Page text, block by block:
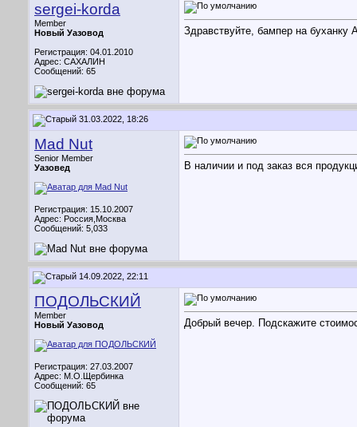
sergei-korda
Member
Новый Уазовод
Регистрация: 04.01.2010
Адрес: САХАЛИН
Сообщений: 65
Здравствуйте, бампер на буханку
31.03.2022, 18:26
Mad Nut
Senior Member
Уазовед
Регистрация: 15.10.2007
Адрес: Россия,Москва
Сообщений: 5,033
В наличии и под заказ вся
14.09.2022, 22:11
ПОДОЛЬСКИЙ
Member
Новый Уазовод
Регистрация: 27.03.2007
Адрес: М.О.Щербинка
Сообщений: 65
Добрый вечер. Подскажите